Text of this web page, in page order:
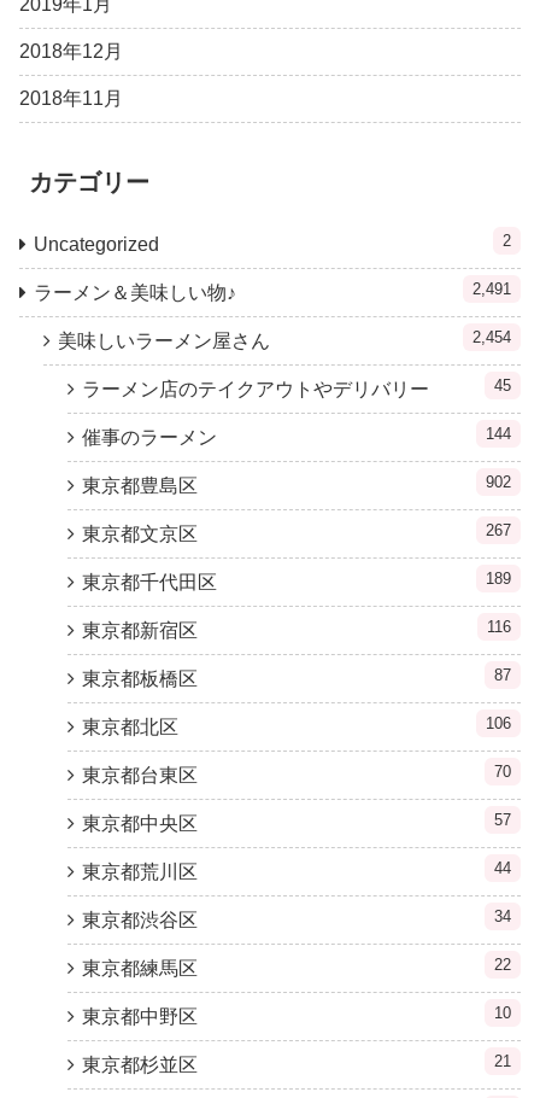
2019年1月
2018年12月
2018年11月
カテゴリー
Uncategorized 2
ラーメン＆美味しい物♪ 2,491
美味しいラーメン屋さん 2,454
ラーメン店のテイクアウトやデリバリー 45
催事のラーメン 144
東京都豊島区 902
東京都文京区 267
東京都千代田区 189
東京都新宿区 116
東京都板橋区 87
東京都北区 106
東京都台東区 70
東京都中央区 57
東京都荒川区 44
東京都渋谷区 34
東京都練馬区 22
東京都中野区 10
東京都杉並区 21